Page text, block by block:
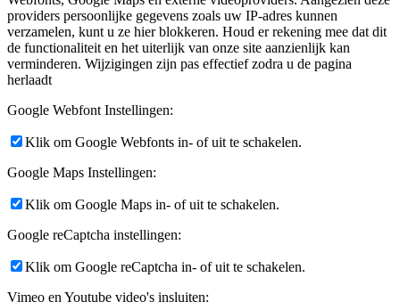
providers persoonlijke gegevens zoals uw IP-adres kunnen
verzamelen, kunt u ze hier blokkeren. Houd er rekening mee dat dit
de functionaliteit en het uiterlijk van onze site aanzienlijk kan
verminderen. Wijzigingen zijn pas effectief zodra u de pagina
herlaadt
Google Webfont Instellingen:
Klik om Google Webfonts in- of uit te schakelen.
Google Maps Instellingen:
Klik om Google Maps in- of uit te schakelen.
Google reCaptcha instellingen:
Klik om Google reCaptcha in- of uit te schakelen.
Vimeo en Youtube video's insluiten: